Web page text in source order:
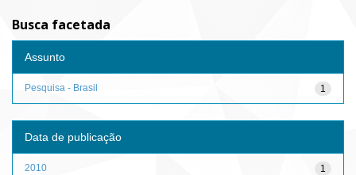
Busca facetada
Assunto
1
Pesquisa - Brasil
Data de publicação
1
2010